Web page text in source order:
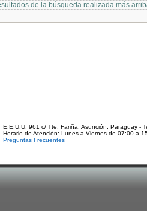
de la búsqueda realizada más
E.E.U.U. 961 c/ Tte. Fariña. Asunción, Paraguay -
Horario de Atención: Lunes a Viernes de 07:00 a
Preguntas Frecuentes